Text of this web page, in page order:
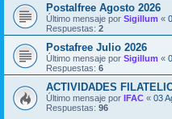
Postalfree Agosto 2026
Último mensaje por Sigillum «
Respuestas: 2
Postafree Julio 2026
Último mensaje por Sigillum «
Respuestas: 6
ACTIVIDADES
Último mensaje por IFAC « 03
Respuestas: 96